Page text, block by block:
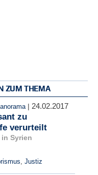
ZUM THEMA
| 24.02.2017
zu
verurteilt
Syrien
Justiz